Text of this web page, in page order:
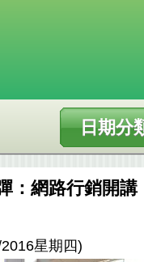
日期分
：網路行銷開
星期四)